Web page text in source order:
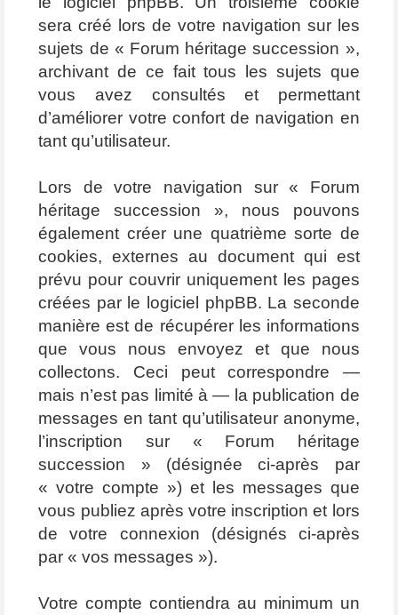
sera créé lors de votre navigation sur les
sujets de « Forum héritage succession »,
archivant de ce fait tous les sujets que
vous avez consultés et permettant
d’améliorer votre confort de navigation en
tant qu’utilisateur.
Lors de votre navigation sur « Forum
héritage succession », nous pouvons
également créer une quatrième sorte de
cookies, externes au document qui est
prévu pour couvrir uniquement les pages
créées par le logiciel phpBB. La seconde
manière est de récupérer les informations
que vous nous envoyez et que nous
collectons. Ceci peut correspondre —
mais n’est pas limité à — la publication de
messages en tant qu’utilisateur anonyme,
l’inscription sur « Forum héritage
succession » (désignée ci-après par
« votre compte ») et les messages que
vous publiez après votre inscription et lors
de votre connexion (désignés ci-après
par « vos messages »).
Votre compte contiendra au minimum un